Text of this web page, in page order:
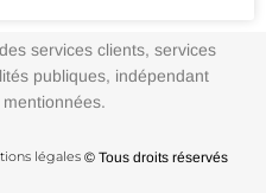
services clients, services
publiques, indépendant
légales © Tous droits réservés